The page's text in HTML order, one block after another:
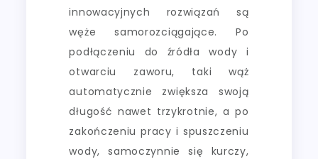
innowacyjnych rozwiązań są
węże samorozciągające. Po
podłączeniu do źródła wody i
otwarciu zaworu, taki wąż
automatycznie zwiększa swoją
długość nawet trzykrotnie, a po
zakończeniu pracy i spuszczeniu
wody, samoczynnie się kurczy,